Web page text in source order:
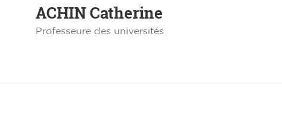
ACHINCatherine
Professeure des universités